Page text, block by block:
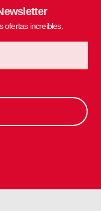
ofertas increibles.